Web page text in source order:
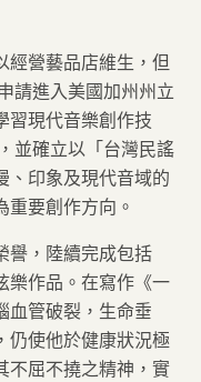
經營藝品店維生，但
請進入美國加州州立
習現代音樂創作技
並確立以「台灣民謠
、印象及現代音域的
要創作方向。
譽，陸續完成包括
樂作品。在寫作《一
血管破裂，生命垂
仍使他於健康狀況極
不屈不撓之精神，實